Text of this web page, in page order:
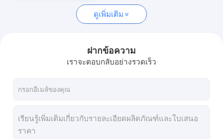
ดูเพิ่มเติม
ฝากข้อความ
เราจะตอบกลับอย่างรวดเร็ว